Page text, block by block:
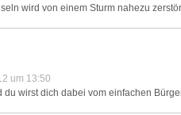
wird von einem Sturm nahezu
um 13:50
wirst dich dabei vom einfachen